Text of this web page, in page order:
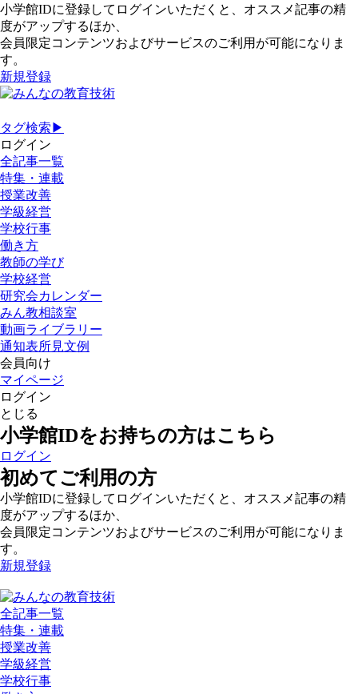
小学館IDに登録してログインいただくと、オススメ記事の精
度がアップするほか、
会員限定コンテンツおよびサービスのご利用が可能になりま
す。
新規登録
タグ検索▶
ログイン
全記事一覧
特集・連載
授業改善
学級経営
学校行事
働き方
教師の学び
学校経営
研究会カレンダー
みん教相談室
動画ライブラリー
通知表所見文例
会員向け
マイページ
ログイン
とじる
小学館IDをお持ちの方はこちら
ログイン
初めてご利用の方
小学館IDに登録してログインいただくと、オススメ記事の精
度がアップするほか、
会員限定コンテンツおよびサービスのご利用が可能になりま
す。
新規登録
全記事一覧
特集・連載
授業改善
学級経営
学校行事